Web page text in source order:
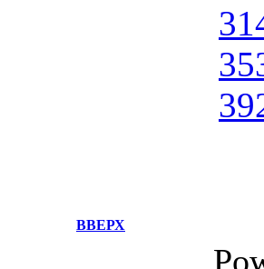
ВВЕРХ